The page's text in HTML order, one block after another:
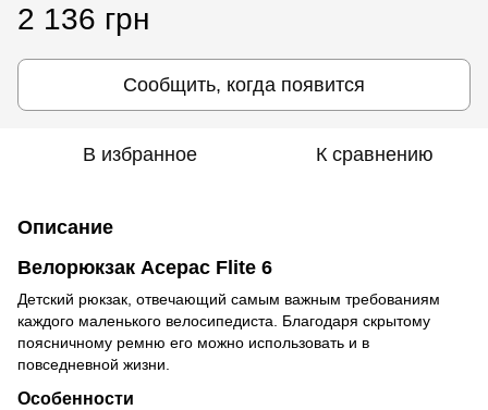
2 136 грн
Сообщить, когда появится
В избранное К сравнению
Описание
Велорюкзак Acepac Flite 6
Детский рюкзак, отвечающий самым важным требованиям
каждого маленького велосипедиста. Благодаря скрытому
поясничному ремню его можно использовать и в
повседневной жизни.
Особенности